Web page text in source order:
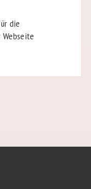
die